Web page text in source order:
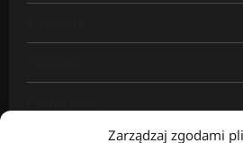
Zarządzaj zgodami